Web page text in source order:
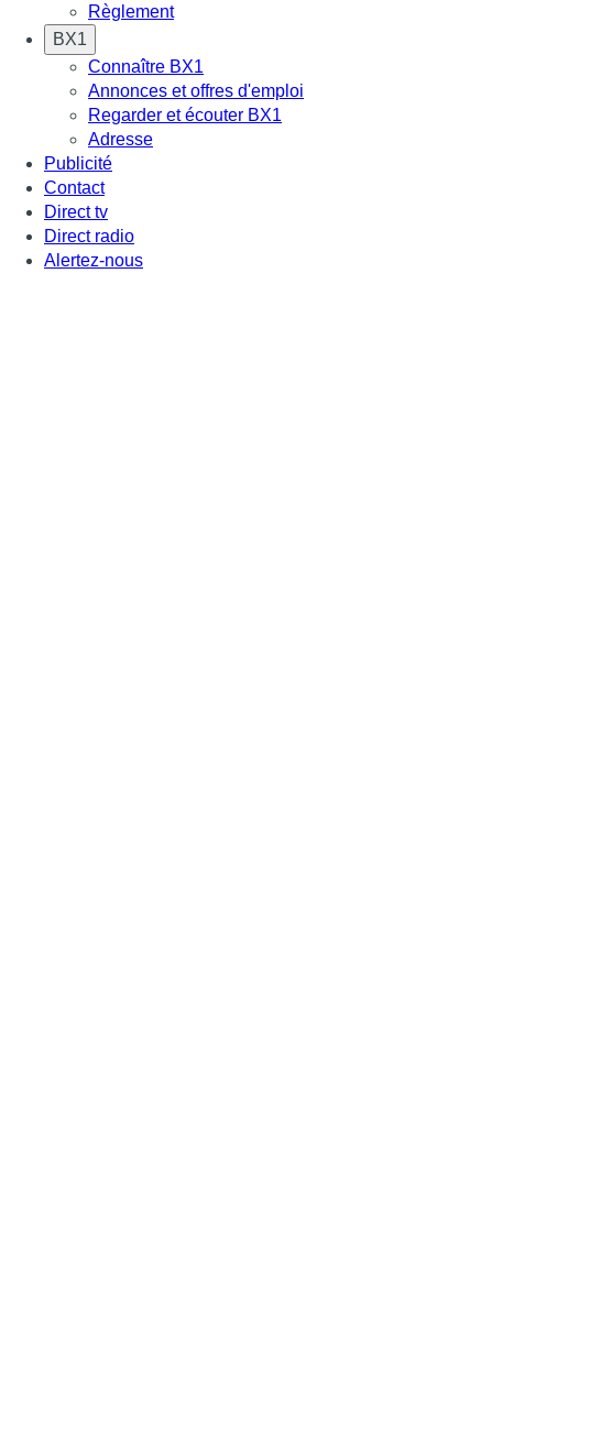
Règlement
BX1
Connaître BX1
Annonces et offres d'emploi
Regarder et écouter BX1
Adresse
Publicité
Contact
Direct tv
Direct radio
Alertez-nous